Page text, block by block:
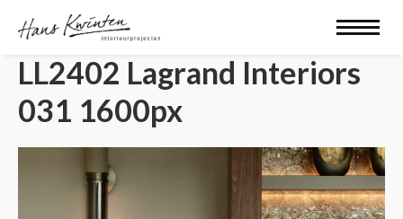
LL2402 Lagrand Interiors
031 1600px